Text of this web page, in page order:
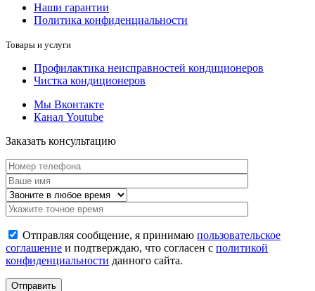
Наши гарантии
Политика конфиденциальности
Товары и услуги
Профилактика неисправностей кондиционеров
Чистка кондиционеров
Мы Вконтакте
Канал Youtube
Заказать консультацию
Отправляя сообщение, я принимаю пользовательское
соглашение и подтверждаю, что согласен с политикой
конфиденциальности данного сайта.